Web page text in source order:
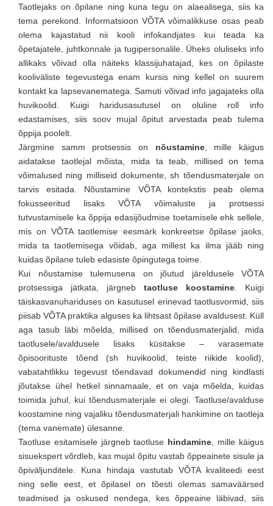
Taotlejaks on õpilane ning kuna tegu on alaealisega, siis ka
tema perekond. Informatsioon VÕTA võimalikkuse osas peab
olema kajastatud nii kooli infokandjates kui teada ka
õpetajatele, juhtkonnale ja tugipersonalile. Üheks oluliseks info
allikaks võivad olla näiteks klassijuhatajad, kes on õpilaste
kooliväliste tegevustega enam kursis ning kellel on suurem
kontakt ka lapsevanematega. Samuti võivad info jagajateks olla
huvikoolid. Kuigi haridusasutusel on oluline roll info
edastamises, siis soov mujal õpitut arvestada peab tulema
õppija poolelt.
Järgmine samm protsessis on nõustamine, mille käigus
aidatakse taotlejal mõista, mida ta teab, millised on tema
võimalused ning milliseid dokumente, sh tõendusmaterjale on
tarvis esitada. Nõustamine VÕTA kontekstis peab olema
fokusseeritud lisaks VÕTA võimaluste ja protsessi
tutvustamisele ka õppija edasijõudmise toetamisele ehk sellele,
mis on VÕTA taotlemise eesmärk konkreetse õpilase jaoks,
mida ta taotlemisega võidab, aga millest ka ilma jääb ning
kuidas õpilane tuleb edasiste õpingutega toime.
Kui nõustamise tulemusena on jõutud järeldusele VÕTA
protsessiga jätkata, järgneb taotluse koostamine . Kuigi
täiskasvanuhariduses on kasutusel erinevad taotlusvormid, siis
piisab VÕTA praktika alguses ka lihtsast õpilase avaldusest. Küll
aga tasub läbi mõelda, millised on tõendusmaterjalid, mida
taotlusele/avaldusele lisaks küsitakse – varasemate
õpisoorituste tõend (sh huvikoolid, teiste riikide koolid),
vabatahtlikku tegevust tõendavad dokumendid ning kindlasti
jõutakse ühel hetkel sinnamaale, et on vaja mõelda, kuidas
toimida juhul, kui tõendusmaterjale ei olegi. Taotluse/avalduse
koostamine ning vajaliku tõendusmaterjali hankimine on taotleja
(tema vanemate) ülesanne.
Taotluse esitamisele järgneb taotluse hindamine , mille käigus
sisuekspert võrdleb, kas mujal õpitu vastab õppeainete sisule ja
õpiväljunditele. Kuna hindaja vastutab VÕTA kvaliteedi eest
ning selle eest, et õpilasel on tõesti olemas samaväärsed
teadmised ja oskused nendega, kes õppeaine läbivad, siis